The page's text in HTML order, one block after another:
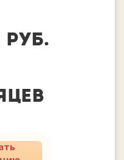
руб.